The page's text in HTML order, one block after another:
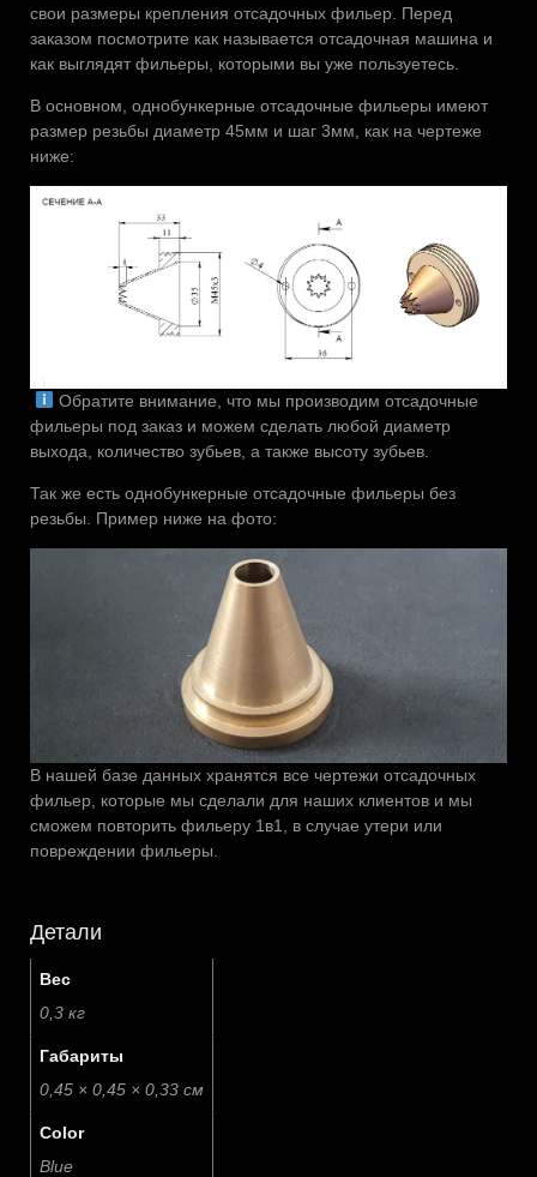
свои размеры крепления отсадочных фильер. Перед
заказом посмотрите как называется отсадочная машина и
как выглядят фильеры, которыми вы уже пользуетесь.
В основном, однобункерные отсадочные фильеры имеют
размер резьбы диаметр 45мм и шаг 3мм, как на чертеже
ниже:
Обратите внимание, что мы производим отсадочные
фильеры под заказ и можем сделать любой диаметр
выхода, количество зубьев, а также высоту зубьев.
Так же есть однобункерные отсадочные фильеры без
резьбы. Пример ниже на фото:
В нашей базе данных хранятся все чертежи отсадочных
фильер, которые мы сделали для наших клиентов и мы
сможем повторить фильеру 1в1, в случае утери или
повреждении фильеры.
Детали
Вес
0,3 кг
Габариты
0,45 × 0,45 × 0,33 см
Color
Blue